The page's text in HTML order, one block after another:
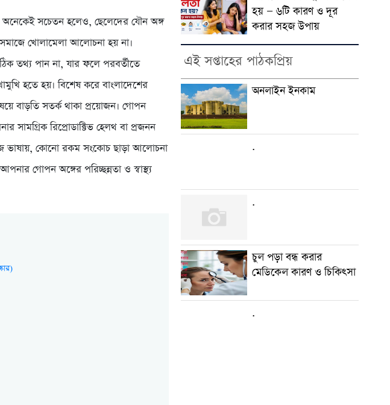
অনেকেই সচেতন হলেও, ছেলেদের যৌন অঙ্গ
খোলামেলা আলোচনা হয় না।
তথ্য পান না, যার ফলে পরবর্তীতে
হতে হয়। বিশেষ করে বাংলাদেশের
বাড়তি সতর্ক থাকা প্রয়োজন। গোপন
সামগ্রিক রিপ্রোডাক্টিভ হেলথ বা প্রজনন
ভাষায়, কোনো রকম সংকোচ ছাড়া আলোচনা
গোপন অঙ্গের পরিচ্ছন্নতা ও স্বাস্থ্য
হয় — ৬টি কারণ ও দূর
করার সহজ উপায়
এই সপ্তাহের পাঠকপ্রিয়
অনলাইন ইনকাম
.
.
চুল পড়া বন্ধ করার
মেডিকেল কারণ ও চিকিৎসা
.